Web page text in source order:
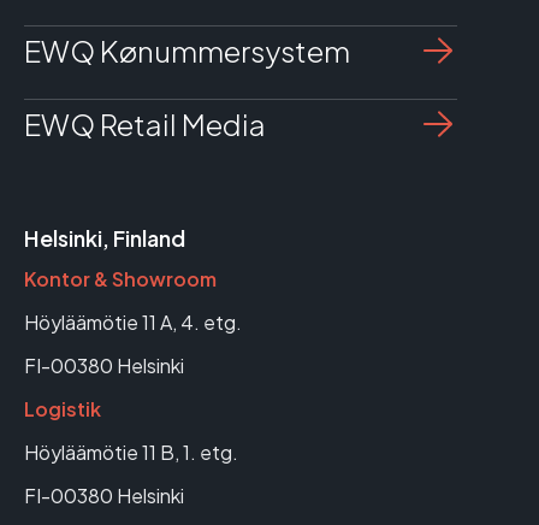
EWQ Kønummersystem
EWQ Retail Media
Helsinki, Finland
Kontor & Showroom
Höyläämötie 11 A, 4. etg.
FI-00380 Helsinki
Logistik
Höyläämötie 11 B, 1. etg.
FI-00380 Helsinki